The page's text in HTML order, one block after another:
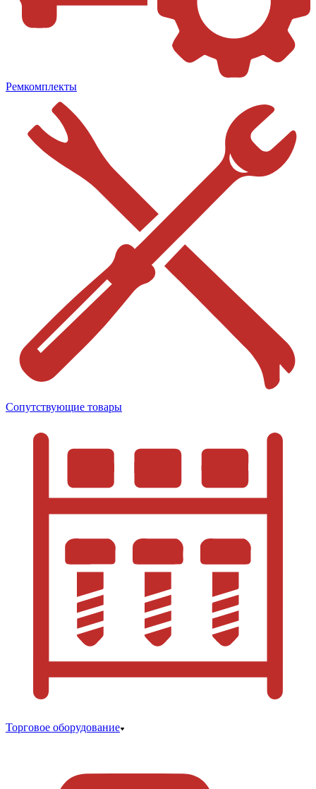
Ремкомплекты
Сопутствующие товары
Торговое оборудование